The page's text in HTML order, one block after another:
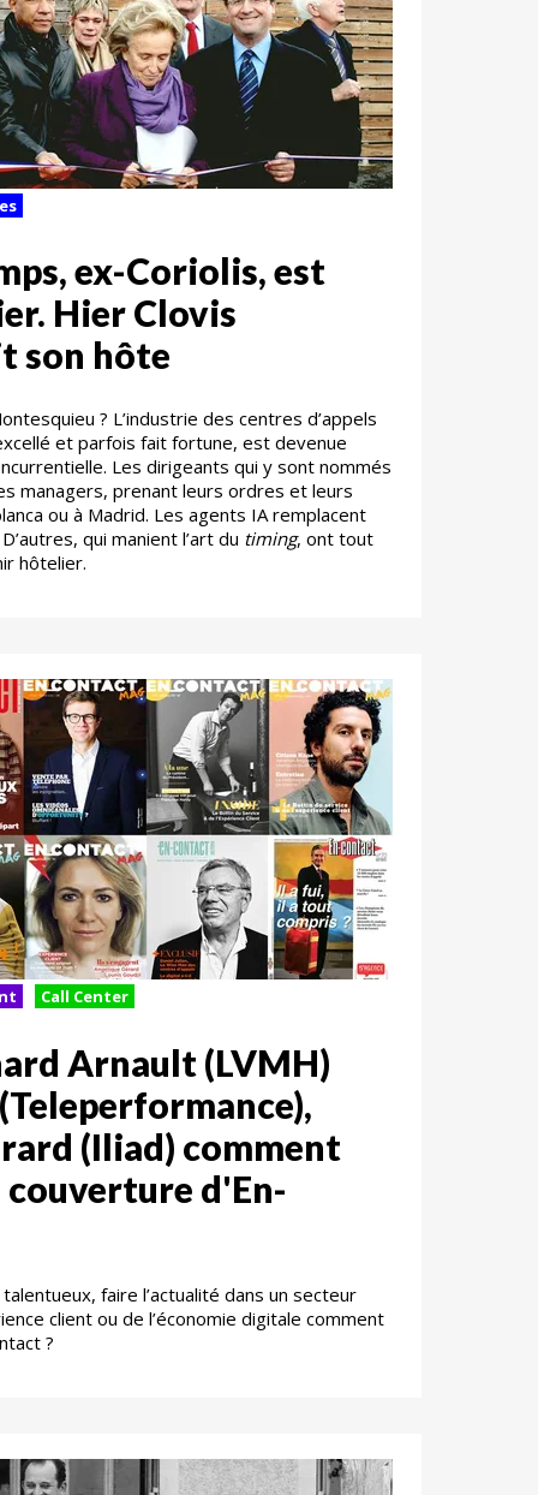
ex-Coriolis, est
Hier Clovis
son hôte
? L’industrie des centres d’appels
et parfois fait fortune, est devenue
Les dirigeants qui y sont nommés
managers, prenant leurs ordres et leurs
ou à Madrid. Les agents IA remplacent
qui manient l’art du timing, ont tout
hôtelier.
Call Center
Arnault (LVMH)
(Iliad) comment
d'En-
faire l’actualité dans un secteur
client ou de l’économie digitale comment
?